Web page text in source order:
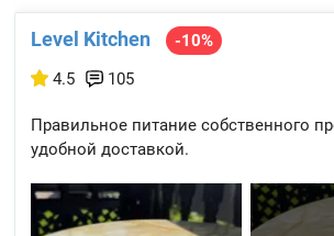
Level Kitchen
-10%
4.5
105
Правильное питание собственного
удобной доставкой.